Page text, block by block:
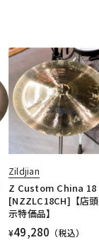
Zildjian
Z Custom China 18
[NZZLC18CH]【店
示特価品】
¥49,280 （税込）